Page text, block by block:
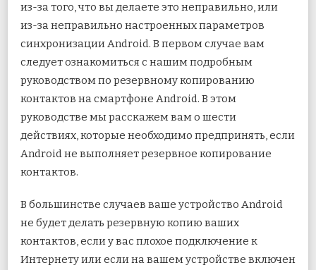
ANDROID,
ПОДДЕРЖИВАЮЩИХ
РЕЗЕРВНОЕ
КОНТАКТОВ
из-за того, что вы делаете это неправильно, или
из-за неправильно настроенных параметров
синхронизации Android. В первом случае вам
следует ознакомиться с нашим подробным
руководством по резервному копированию
контактов на смартфоне Android. В этом
руководстве мы расскажем вам о шести
действиях, которые необходимо предпринять, если
Android не выполняет резервное копирование
контактов.
В большинстве случаев ваше устройство Android
не будет делать резервную копию ваших
контактов, если у вас плохое подключение к
Интернету или если на вашем устройстве включен